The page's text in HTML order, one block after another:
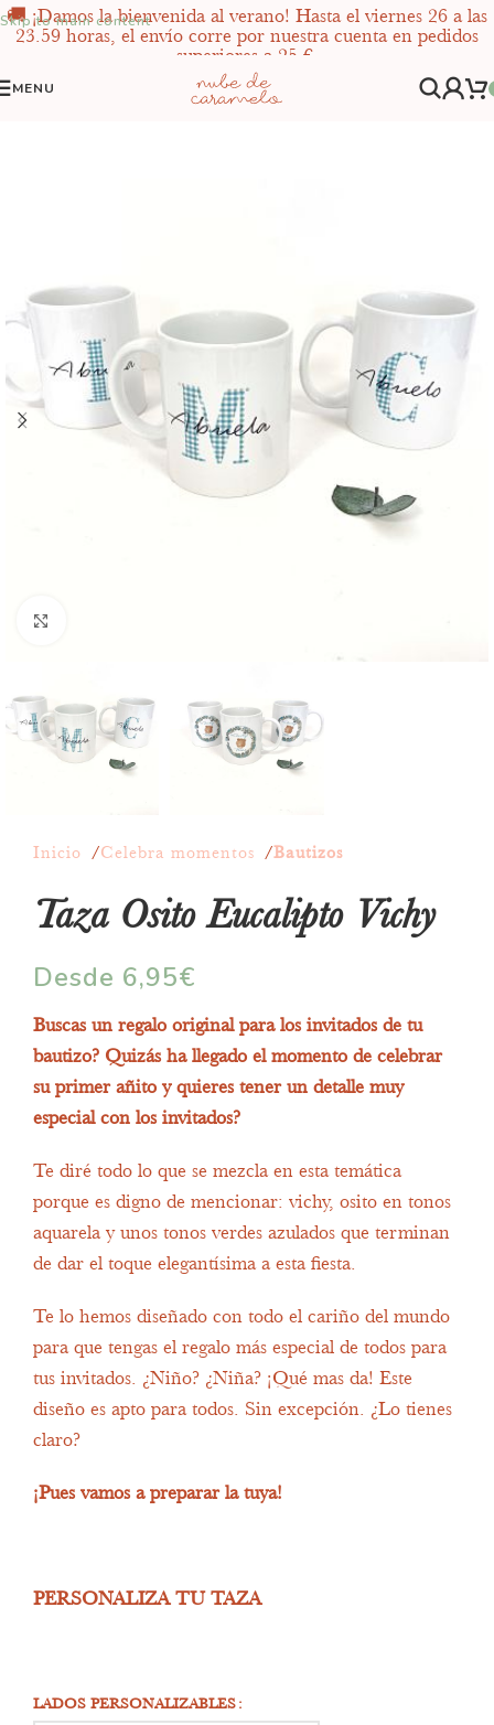
🚚 ¡Damos la bienvenida al verano! Hasta el viernes 26 a las
23.59 horas, el envío corre por nuestra cuenta en pedidos
superiores a 25 €.
Skip to main content
MENU
Inicio Celebra momentos Bautizos
Taza Osito Eucalipto Vichy
Desde 6,95€
Buscas un regalo original para los invitados de tu
bautizo? Quizás ha llegado el momento de celebrar
su primer añito y quieres tener un detalle muy
especial con los invitados?
Te diré todo lo que se mezcla en esta temática
porque es digno de mencionar: vichy, osito en tonos
aquarela y unos tonos verdes azulados que terminan
de dar el toque elegantísima a esta fiesta.
Te lo hemos diseñado con todo el cariño del mundo
para que tengas el regalo más especial de todos para
tus invitados. ¿Niño? ¿Niña? ¡Qué mas da! Este
diseño es apto para todos. Sin excepción. ¿Lo tienes
claro?
¡Pues vamos a preparar la tuya!
PERSONALIZA TU TAZA
LADOS PERSONALIZABLES